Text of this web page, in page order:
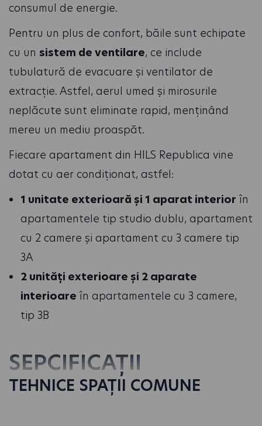
consumul de energie.
Pentru un plus de confort, băile sunt echipate
cu un sistem de ventilare, ce include
tubulatură de evacuare și ventilator de
extracție. Astfel, aerul umed și mirosurile
neplăcute sunt eliminate rapid, menținând
mereu un mediu proaspăt.
Fiecare apartament din HILS Republica vine
dotat cu aer condiționat, astfel:
1 unitate exterioară și 1 aparat interior în
apartamentele tip studio dublu, apartament
cu 2 camere și apartament cu 3 camere tip
3A
2 unități exterioare și 2 aparate
interioare în apartamentele cu 3 camere,
tip 3B
SEPCIFICAȚII
TEHNICE SPAȚII COMUNE